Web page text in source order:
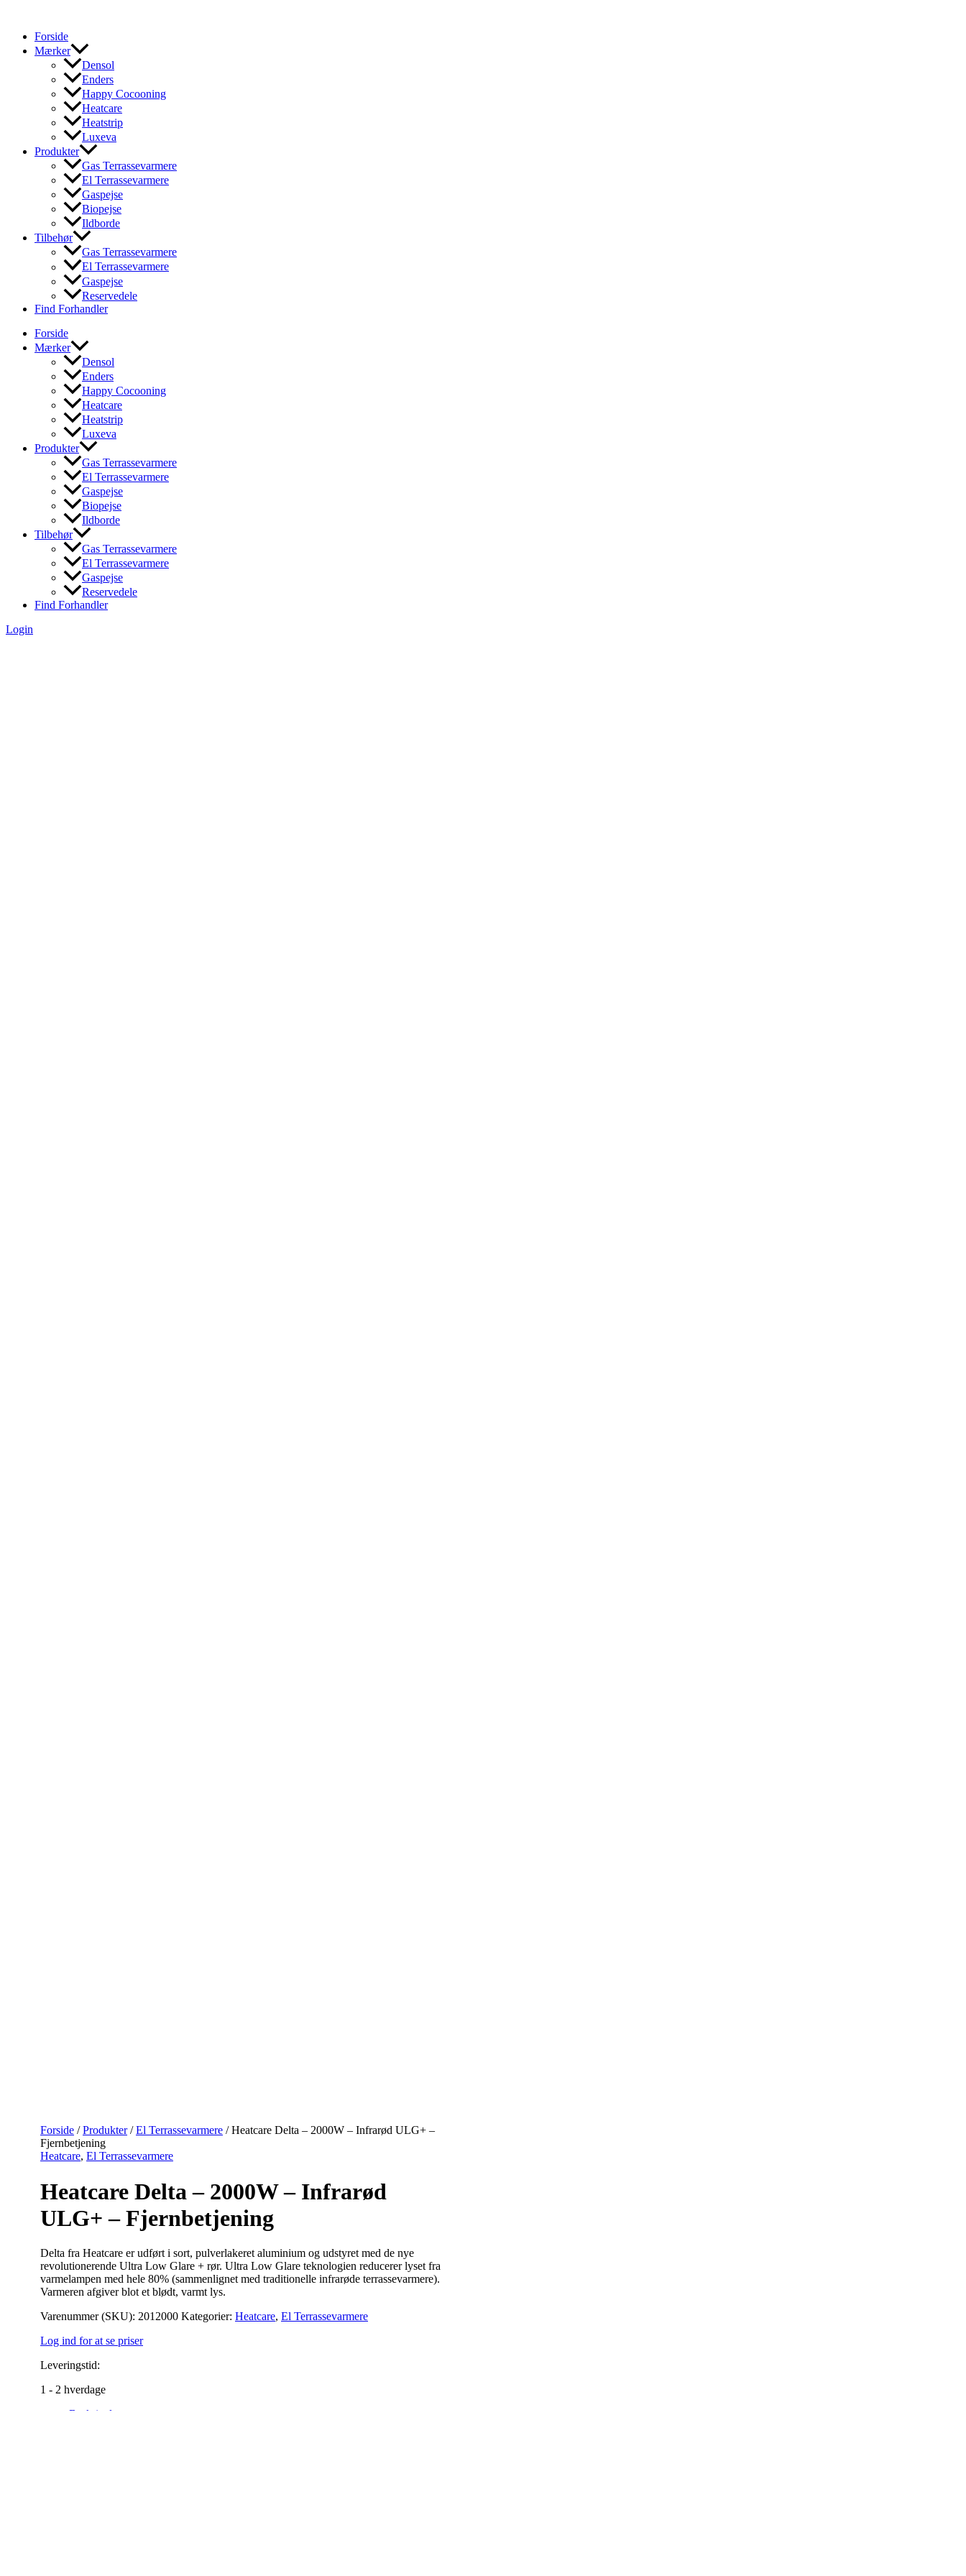
indholdetForside
Mærker
Densol
Enders
Happy Cocooning
Heatcare
Heatstrip
Luxeva
Produkter
Gas Terrassevarmere
El Terrassevarmere
Gaspejse
Biopejse
Ildborde
Tilbehør
Gas Terrassevarmere
El Terrassevarmere
Gaspejse
Reservedele
Find Forhandler
Forside
Mærker
Densol
Enders
Happy Cocooning
Heatcare
Heatstrip
Luxeva
Produkter
Gas Terrassevarmere
El Terrassevarmere
Gaspejse
Biopejse
Ildborde
Tilbehør
Gas Terrassevarmere
El Terrassevarmere
Gaspejse
Reservedele
Find Forhandler
Login
Forside /Produkter/El Terrassevarmere / Heatcare Delta – 2000W – Infrarød ULG+ –
Fjernbetjening
Heatcare, El Terrassevarmere
Heatcare Delta – 2000W – Infrarød
ULG+ – Fjernbetjening
Delta fra Heatcare er udført i sort, pulverlakeret aluminium og udstyret med de nye
revolutionerende Ultra Low Glare + rør. Ultra Low Glare teknologien reducerer lyset fra
varmelampen med hele 80% (sammenlignet med traditionelle infrarøde terrassevarmere).
Varmeren afgiver blot et blødt, varmt lys.
Varenummer (SKU): 2012000 Kategorier: Heatcare, El Terrassevarmere
Log ind for at se priser
Leveringstid:
1 - 2 hverdage
Beskrivelse